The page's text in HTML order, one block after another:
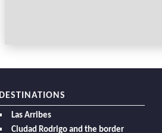
DESTINATIONS
Las Arribes
Ciudad Rodrigo and the border